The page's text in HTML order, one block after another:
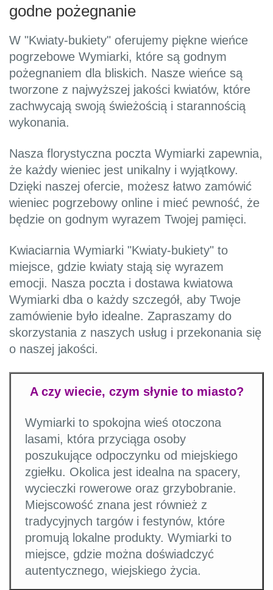
godne pożegnanie
W "Kwiaty-bukiety" oferujemy piękne wieńce
pogrzebowe Wymiarki, które są godnym
pożegnaniem dla bliskich. Nasze wieńce są
tworzone z najwyższej jakości kwiatów, które
zachwycają swoją świeżością i starannością
wykonania.
Nasza florystyczna poczta Wymiarki zapewnia,
że każdy wieniec jest unikalny i wyjątkowy.
Dzięki naszej ofercie, możesz łatwo zamówić
wieniec pogrzebowy online i mieć pewność, że
będzie on godnym wyrazem Twojej pamięci.
Kwiaciarnia Wymiarki "Kwiaty-bukiety" to
miejsce, gdzie kwiaty stają się wyrazem
emocji. Nasza poczta i dostawa kwiatowa
Wymiarki dba o każdy szczegół, aby Twoje
zamówienie było idealne. Zapraszamy do
skorzystania z naszych usług i przekonania się
o naszej jakości.
A czy wiecie, czym słynie to miasto?
Wymiarki to spokojna wieś otoczona
lasami, która przyciąga osoby
poszukujące odpoczynku od miejskiego
zgiełku. Okolica jest idealna na spacery,
wycieczki rowerowe oraz grzybobranie.
Miejscowość znana jest również z
tradycyjnych targów i festynów, które
promują lokalne produkty. Wymiarki to
miejsce, gdzie można doświadczyć
autentycznego, wiejskiego życia.